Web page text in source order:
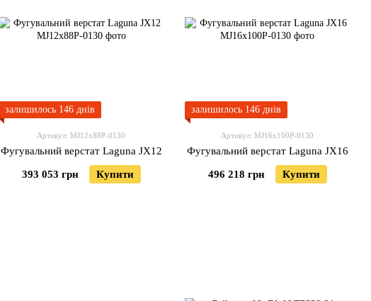
залишилось 146 днів
Артикул: MJ12x88P-0130
Фугувальний верстат Laguna JX12
393 053 грн Купити
залишилось 146 днів
Артикул: MJ16x100P-0130
Фугувальний верстат Laguna JX16
496 218 грн Купити